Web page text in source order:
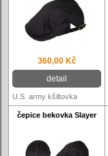
360,00 Kč
detail
U.S. army kšiltovka
čepice bekovka Slayer